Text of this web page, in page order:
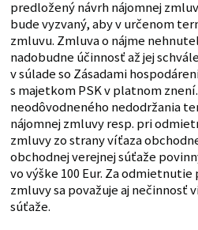
predložený návrh nájomnej
bude vyzvaný, aby v určenom
zmluvu. Zmluva o nájme
nadobudne účinnosť až jej
v súlade so Zásadami
s majetkom PSK v platnom
neodôvodneného nedodržania
nájomnej zmluvy resp. pri
zmluvy zo strany víťaza
obchodnej verejnej súťaže
vo výške 100 Eur. Za
zmluvy sa považuje aj nečinnosť
súťaže.